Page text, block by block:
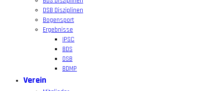
DSB Disziplinen
Bogensport
Ergebnisse
IPSC
BDS
DSB
BDMP
Verein